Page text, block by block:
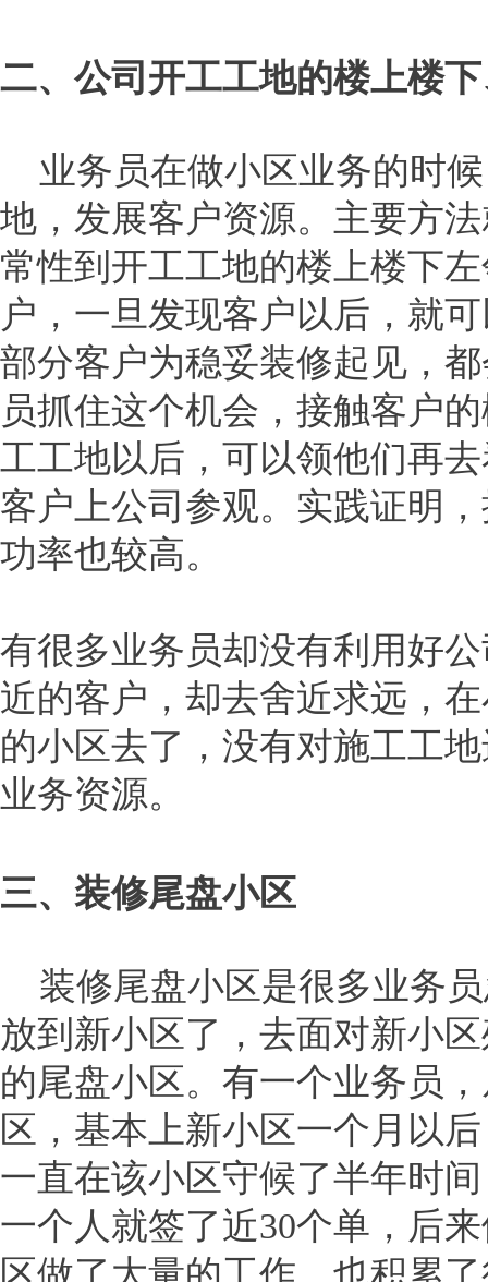
二、公司开工工地的楼上楼
业务员在做小区业务的时
地，发展客户资源。主要方
常性到开工工地的楼上楼下
户，一旦发现客户以后，就
部分客户为稳妥装修起见，
员抓住这个机会，接触客户
工工地以后，可以领他们再
客户上公司参观。实践证明
功率也较高。
有很多业务员却没有利用好
近的客户，却去舍近求远，
的小区去了，没有对施工工
业务资源。
三、装修尾盘小区
装修尾盘小区是很多业务
放到新小区了，去面对新小
的尾盘小区。有一个业务员
区，基本上新小区一个月以
一直在该小区守候了半年时
一个人就签了近30个单，后
区做了大量的工作，也积累